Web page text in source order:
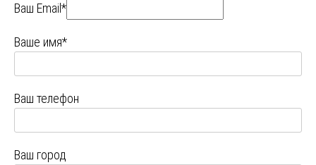
Ваш Email*
Ваше имя*
Ваш телефон
Ваш город